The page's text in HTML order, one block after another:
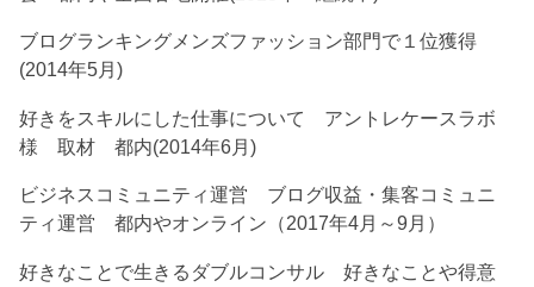
ブログランキングメンズファッション部門で１位獲得
(2014年5月)
好きをスキルにした仕事について アントレケースラボ
様 取材 都内(2014年6月)
ビジネスコミュニティ運営 ブログ収益・集客コミュニ
ティ運営 都内やオンライン（2017年4月～9月）
好きなことで生きるダブルコンサル 好きなことや得意